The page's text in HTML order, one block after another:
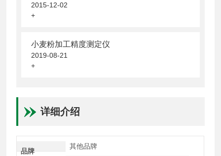
2015-12-02
+
小麦粉加工精度测定仪
2019-08-21
+
详细介绍
品牌
其他品牌